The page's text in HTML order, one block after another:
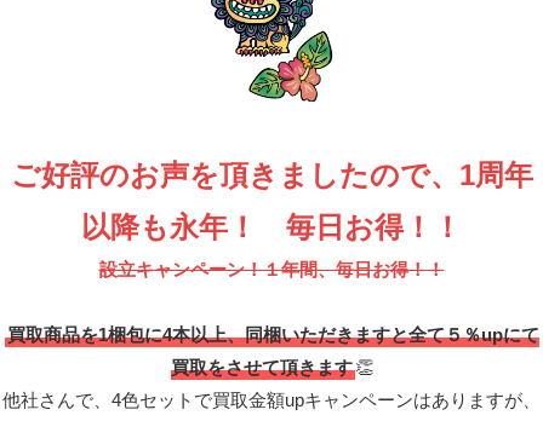
ご好評のお声を頂きましたので、1周年
以降も永年！ 毎日お得！！
設立キャンペーン！１年間、毎日お得！！
買取商品を1梱包に4本以上、同梱いただきますと全て５％upにて
買取をさせて頂きます👏
他社さんで、4色セットで買取金額upキャンペーンはありますが、